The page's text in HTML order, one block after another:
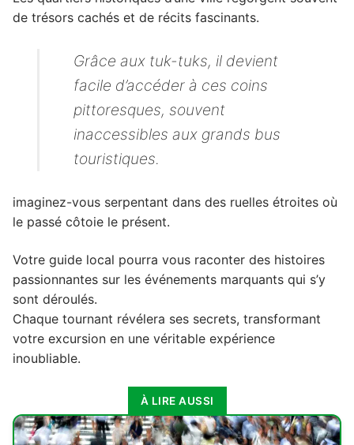
de trésors cachés et de récits fascinants.
Grâce aux tuk-tuks, il devient
facile d’accéder à ces coins
pittoresques, souvent
inaccessibles aux grands bus
touristiques.
imaginez-vous serpentant dans des ruelles étroites où
le passé côtoie le présent.
Votre guide local pourra vous raconter des histoires
passionnantes sur les événements marquants qui s’y
sont déroulés.
Chaque tournant révélera ses secrets, transformant
votre excursion en une véritable expérience
inoubliable.
À LIRE AUSSI